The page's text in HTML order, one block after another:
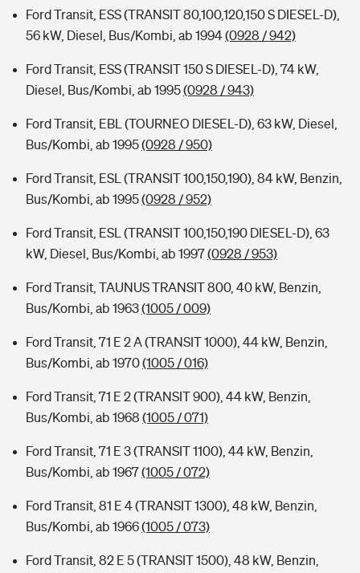
Ford Transit, ESS (TRANSIT 80,100,120,150 S DIESEL-D),
56 kW, Diesel, Bus/Kombi, ab 1994(0928 / 942)
Ford Transit, ESS (TRANSIT 150 S DIESEL-D), 74 kW,
Diesel, Bus/Kombi, ab 1995(0928 / 943)
Ford Transit, EBL (TOURNEO DIESEL-D), 63 kW, Diesel,
Bus/Kombi, ab 1995(0928 / 950)
Ford Transit, ESL (TRANSIT 100,150,190), 84 kW, Benzin,
Bus/Kombi, ab 1995(0928 / 952)
Ford Transit, ESL (TRANSIT 100,150,190 DIESEL-D), 63
kW, Diesel, Bus/Kombi, ab 1997(0928 / 953)
Ford Transit, TAUNUS TRANSIT 800, 40 kW, Benzin,
Bus/Kombi, ab 1963(1005 / 009)
Ford Transit, 71 E 2 A (TRANSIT 1000), 44 kW, Benzin,
Bus/Kombi, ab 1970(1005 / 016)
Ford Transit, 71 E 2 (TRANSIT 900), 44 kW, Benzin,
Bus/Kombi, ab 1968 (1005 / 071)
Ford Transit, 71 E 3 (TRANSIT 1100), 44 kW, Benzin,
Bus/Kombi, ab 1967(1005 / 072)
Ford Transit, 81 E 4 (TRANSIT 1300), 48 kW, Benzin,
Bus/Kombi, ab 1966(1005 / 073)
Ford Transit, 82 E 5 (TRANSIT 1500), 48 kW, Benzin,